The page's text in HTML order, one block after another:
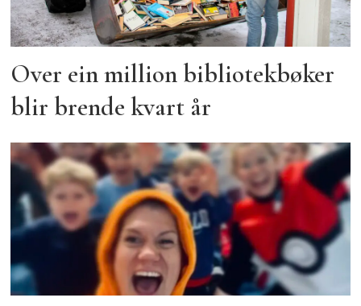
Over ein million bibliotekbøker
blir brende kvart år